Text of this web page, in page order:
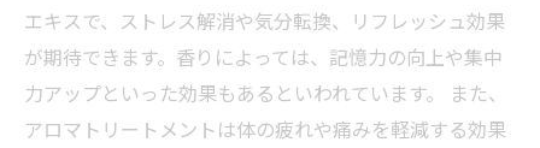
エキスで、ストレス解消や気分転換、リフレッシュ効果
が期待できます。香りによっては、記憶力の向上や集中
力アップといった効果もあるといわれています。 また、
アロマトリートメントは体の疲れや痛みを軽減する効果